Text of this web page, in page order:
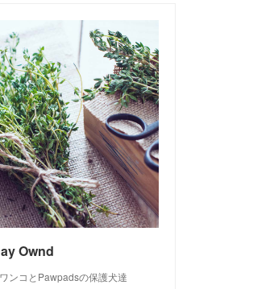
Ownd
ンコとPawpadsの保護犬達